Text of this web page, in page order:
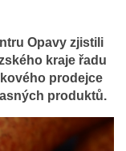
Opavy zjistili
kraje řadu
prodejce
produktů.